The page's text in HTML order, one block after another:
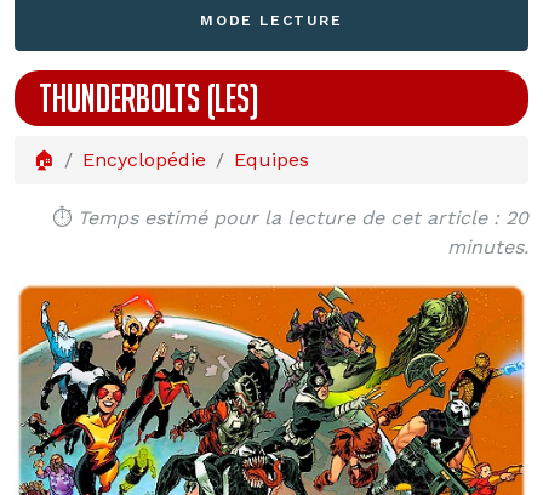
MODE LECTURE
THUNDERBOLTS (LES)
🏠 Encyclopédie Equipes
⏱️ Temps estimé pour la lecture de cet article : 20
minutes.